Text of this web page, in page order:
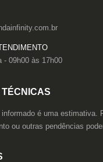
- 09h00 às 17h00
TÉCNICAS
é uma estimativa.
ou outras pendências